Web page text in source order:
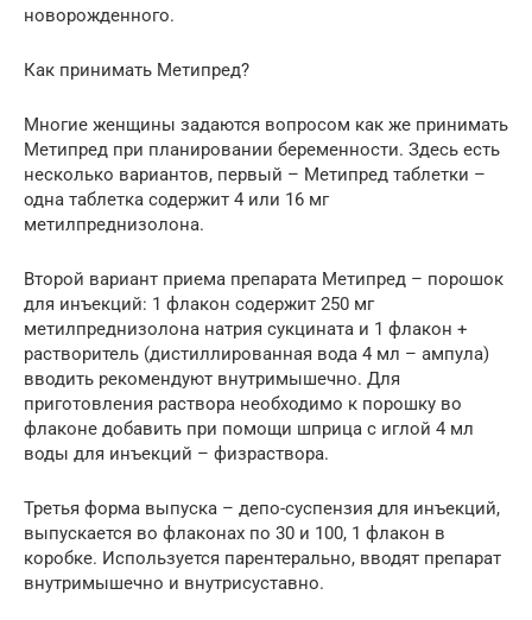
новорожденного.
Как принимать Метипред?
Многие женщины задаются вопросом как же принимать
Метипред при планировании беременности. Здесь есть
несколько вариантов, первый – Метипред таблетки –
одна таблетка содержит 4 или 16 мг
метилпреднизолона.
Второй вариант приема препарата Метипред – порошок
для инъекций: 1 флакон содержит 250 мг
метилпреднизолона натрия сукцината и 1 флакон +
растворитель (дистиллированная вода 4 мл – ампула)
вводить рекомендуют внутримышечно. Для
приготовления раствора необходимо к порошку во
флаконе добавить при помощи шприца с иглой 4 мл
воды для инъекций – физраствора.
Третья форма выпуска – депо-суспензия для инъекций,
выпускается во флаконах по 30 и 100, 1 флакон в
коробке. Используется парентерально, вводят препарат
внутримышечно и внутрисуставно.